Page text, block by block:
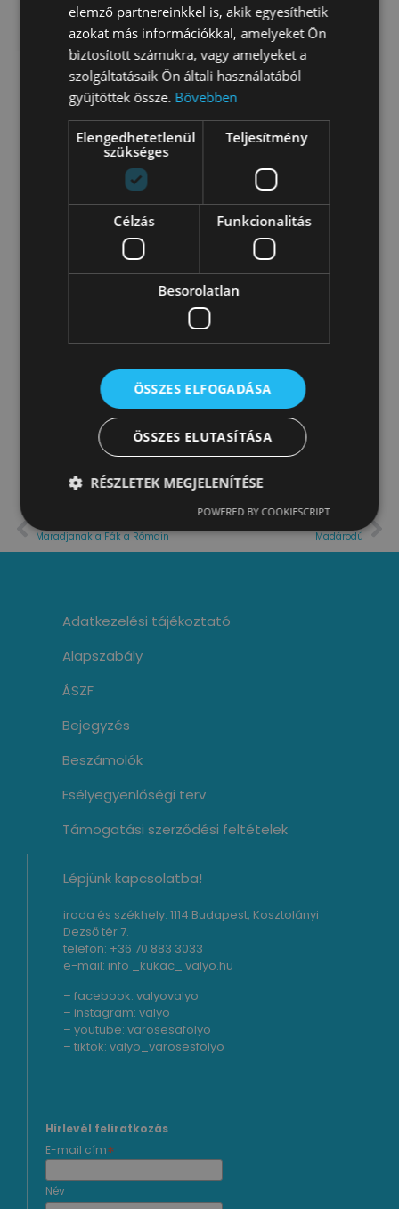
RÉSZTVEVŐK
20 fő
KÖLTSÉGVETÉS
200.000 Ft
PARTNEREK
Antall József Tudásközpont
TÁMOGATÓK
SAJTÓ
szodablog
KAPCSOLÓDÓ
Füvészkert
Maradjanak a Fák a Rómain Madárodú
Adatkezelési tájékoztató
Alapszabály
ÁSZF
Bejegyzés
Beszámolók
Esélyegyenlőségi terv
Támogatási szerződési feltételek
Lépjünk kapcsolatba!
iroda és székhely: 1114 Budapest, Kosztolányi
Dezső tér 7.
telefon: +36 70 883 3033
e-mail: info _kukac_ valyo.hu
– facebook: valyovalyo
– instagram: valyo
– youtube: varosesafolyo
– tiktok: valyo_varosesfolyo
Hírlevél feliratkozás
E-mail cím*
Név
elemző partnereinkkel is, akik egyesíthetik
azokat más információkkal, amelyeket Ön
biztosított számukra, vagy amelyeket a
szolgáltatásaik Ön általi használatából
gyűjtöttek össze. Bővebben
Elengedhetetlenül
szükséges
Teljesítmény
Célzás Funkcionalitás
Besorolatlan
ÖSSZES ELFOGADÁSA
ÖSSZES ELUTASÍTÁSA
RÉSZLETEK MEGJELENÍTÉSE
POWERED BY COOKIESCRIPT